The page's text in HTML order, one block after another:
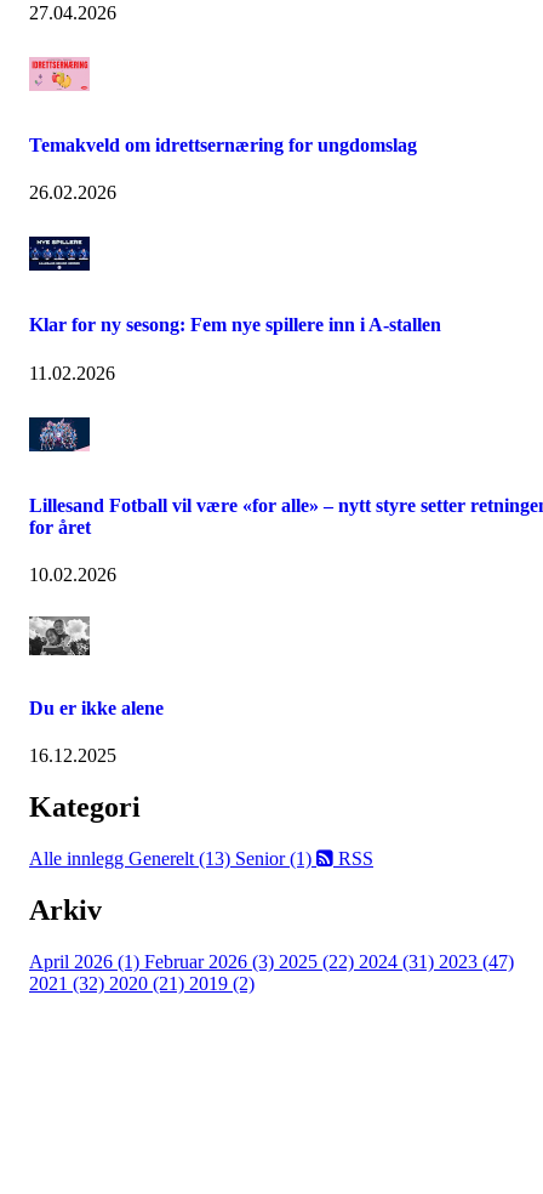
27.04.2026
Temakveld om idrettsernæring for ungdomslag
26.02.2026
Klar for ny sesong: Fem nye spillere inn i A-stallen
11.02.2026
Lillesand Fotball vil være «for alle» – nytt styre setter
for året
10.02.2026
Du er ikke alene
16.12.2025
Kategori
Alle innlegg Generelt (13) Senior (1) RSS
Arkiv
April 2026 (1) Februar 2026 (3) 2025 (22) 2024 (31) 2023 (47)
2021 (32) 2020 (21) 2019 (2)